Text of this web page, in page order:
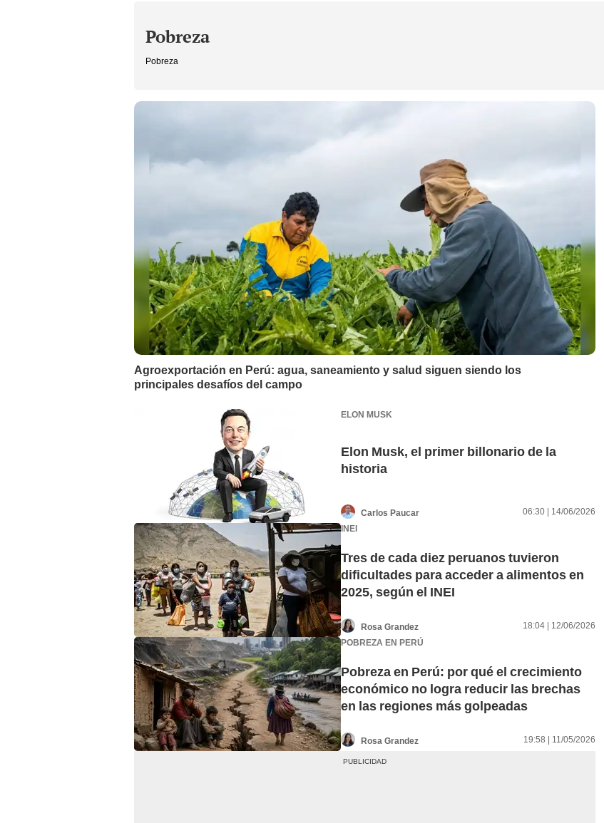
Pobreza
Pobreza
Agroexportación en Perú: agua, saneamiento y salud siguen siendo los
principales desafíos del campo
ELON MUSK
Elon Musk, el primer billonario de la
historia
Carlos Paucar
06:30 | 14/06/2026
INEI
Tres de cada diez peruanos tuvieron
dificultades para acceder a alimentos en
2025, según el INEI
Rosa Grandez
18:04 | 12/06/2026
POBREZA EN PERÚ
Pobreza en Perú: por qué el crecimiento
económico no logra reducir las brechas
en las regiones más golpeadas
Rosa Grandez 19:58 | 11/05/2026